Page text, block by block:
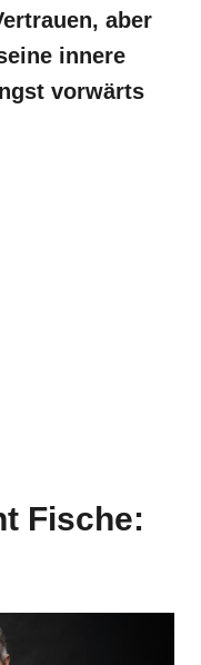
aber
innere
vorwärts
Fische: